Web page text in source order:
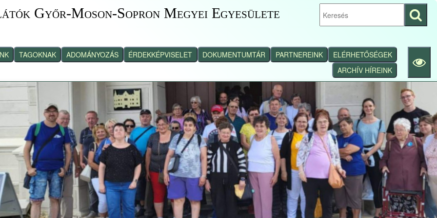
Győr-Moson-Sopron Megyei Egyesülete
Keresés
indítása
TAGOKNAK ADOMÁNYOZÁS ÉRDEKKÉPVISELET DOKUMENTUMTÁR PARTNEREINK
ELÉRHETŐSÉGEK
ARCHÍV HÍREINK